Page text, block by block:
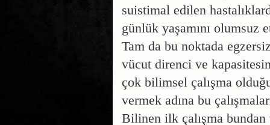
suistimal edilen
günlük yaşamını
Tam da bu noktada
vücut direnci ve
çok bilimsel çalışma
vermek adına bu
Bilinen ilk çalışma bundan